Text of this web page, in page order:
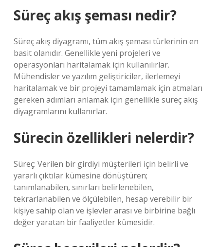
Süreç akış şeması nedir?
Süreç akış diyagramı, tüm akış şeması türlerinin en
basit olanıdır. Genellikle yeni projeleri ve
operasyonları haritalamak için kullanılırlar.
Mühendisler ve yazılım geliştiriciler, ilerlemeyi
haritalamak ve bir projeyi tamamlamak için atmaları
gereken adımları anlamak için genellikle süreç akış
diyagramlarını kullanırlar.
Sürecin özellikleri nelerdir?
Süreç: Verilen bir girdiyi müşterileri için belirli ve
yararlı çıktılar kümesine dönüştüren;
tanımlanabilen, sınırları belirlenebilen,
tekrarlanabilen ve ölçülebilen, hesap verebilir bir
kişiye sahip olan ve işlevler arası ve birbirine bağlı
değer yaratan bir faaliyetler kümesidir.